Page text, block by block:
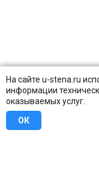
На сайте u-stena.ru
информации
оказываемых услуг.
ОК